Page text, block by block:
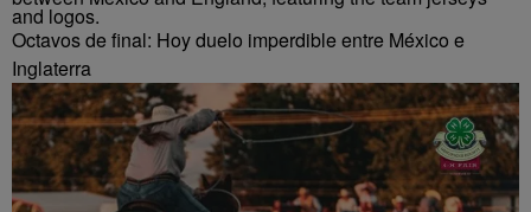
Octavos de final: Hoy duelo imperdible entre México e
Inglaterra